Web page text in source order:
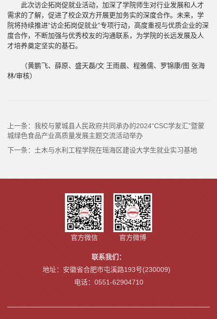
此次访企拓岗促就业活动，加深了学院师生对行业发展和人才
需求的了解，促进了校企双方开展更加务实的深度合作。未来，学
院将持续推进“访企拓岗促就业”专项行动，高度重视与优质企业的深
度合作，不断加强与优秀校友的沟通联系，为学院的长远发展及人
才培养奠定坚实的基石。
（黄鹏飞、薛原、盛天磊/文 王雨晨、程雅儒、罗锦康/图 张海
林/审核）
上一条： 我校与蒙城县人民政府共同承办的2024“CSC学友汇”暨蒙
城绿色食品产业高质量发展主题交流活动举办
下一条： 土木与水利工程学院在瑶海区建设大学生就业实习基地
官方微信 官方微博
联系我们：
地址：安徽省合肥市屯溪路193号(230009)
电话：0551-62904710